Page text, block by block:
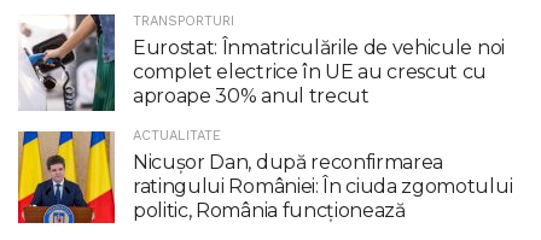
TRANSPORTURI
Eurostat: Înmatriculările de vehicule noi
complet electrice în UE au crescut cu
aproape 30% anul trecut
ACTUALITATE
Nicuşor Dan, după reconfirmarea
ratingului României: În ciuda zgomotului
politic, România funcţionează